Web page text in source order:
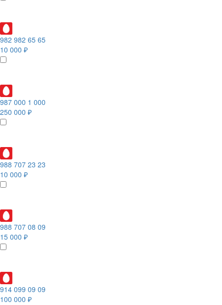
982 982 65 65
10 000 ₽
987 000 1 000
250 000 ₽
988 707 23 23
10 000 ₽
988 707 08 09
15 000 ₽
914 099 09 09
100 000 ₽